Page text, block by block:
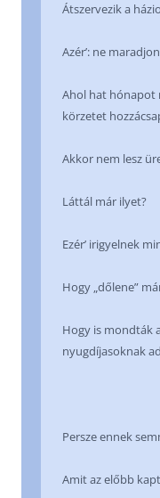
Átszervezik a
Azér’: ne
Ahol hat hónapot
körzetet
Akkor nem lesz
Láttál már ilyet?
Ezér’ irigyelnek
Hogy „dőlene”
Hogy is mondták
nyugdíjasoknak
Persze ennek
Amit az előbb